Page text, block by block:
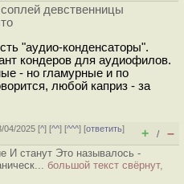
девственницы
"аудио-конденсаторы".
кондеров для аудиофилов.
- но гламурные и по
любой каприз - за
04/2025 [^] [^^] [^^^] [ответить]
+ / –
И станут Это называлось -
большой текст свёрнут,